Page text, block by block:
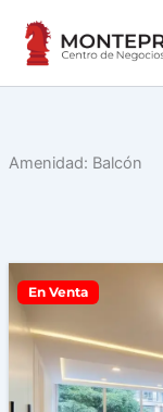
contenido
Amenidad: Balcón
En Venta